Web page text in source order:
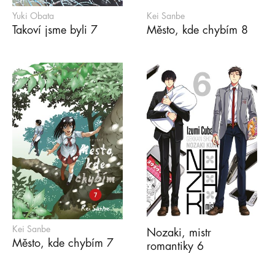
Yuki Obata
Takoví jsme byli 7
Kei Sanbe
Město, kde chybím 8
Kei Sanbe
Město, kde chybím 7
Nozaki, mistr
romantiky 6